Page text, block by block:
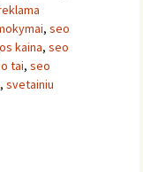
, seo
kaina, seo
tai, seo
, svetainiu